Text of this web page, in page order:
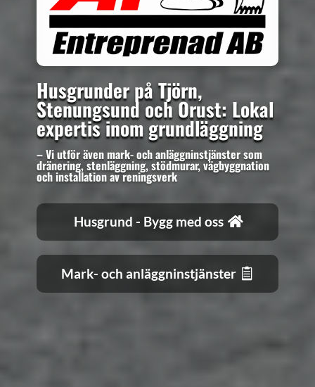
Husgrunder på Tjörn,
Stenungsund och Orust: Lokal
expertis inom grundläggning
– Vi utför även mark- och anläggninstjänster som
dränering, stenläggning, stödmurar, vägbyggnation
och installation av reningsverk
Husgrund - Bygg med oss
Mark- och anläggninstjänster